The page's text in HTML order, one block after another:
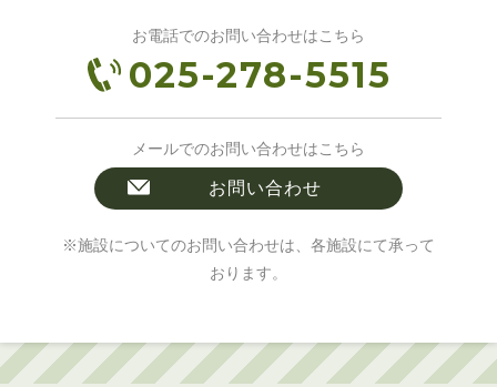
お電話でのお問い合わせはこちら
025-278-5515
メールでのお問い合わせはこちら
お問い合わせ
※施設についてのお問い合わせは、各施設にて承って
おります。